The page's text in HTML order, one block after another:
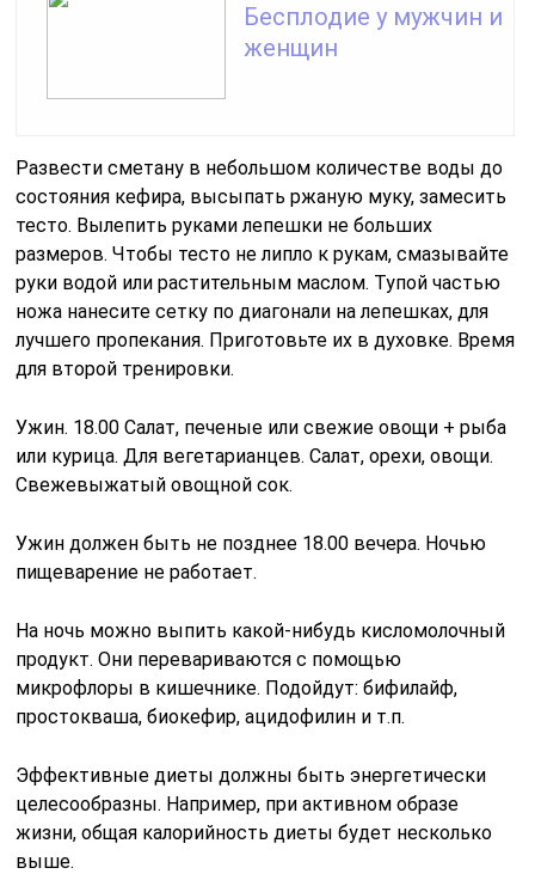
Бесплодие у мужчин и
женщин
Развести сметану в небольшом количестве воды до
состояния кефира, высыпать ржаную муку, замесить
тесто. Вылепить руками лепешки не больших
размеров. Чтобы тесто не липло к рукам, смазывайте
руки водой или растительным маслом. Тупой частью
ножа нанесите сетку по диагонали на лепешках, для
лучшего пропекания. Приготовьте их в духовке. Время
для второй тренировки.
Ужин. 18.00 Салат, печеные или свежие овощи + рыба
или курица. Для вегетарианцев. Салат, орехи, овощи.
Свежевыжатый овощной сок.
Ужин должен быть не позднее 18.00 вечера. Ночью
пищеварение не работает.
На ночь можно выпить какой-нибудь кисломолочный
продукт. Они перевариваются с помощью
микрофлоры в кишечнике. Подойдут: бифилайф,
простокваша, биокефир, ацидофилин и т.п.
Эффективные диеты должны быть энергетически
целесообразны. Например, при активном образе
жизни, общая калорийность диеты будет несколько
выше.